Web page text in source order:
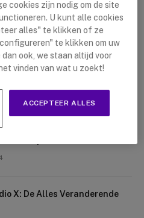
Sight: De Tafelcamera Voor
X-Space: Transformeer Je
X: De Alles Veranderende
cookies zijn nodig om de site
U kunt alle cookies
alles" te klikken of ze
te klikken om uw
ook, we staan altijd voor
vinden van wat u zoekt!
ACCEPTEER ALLES